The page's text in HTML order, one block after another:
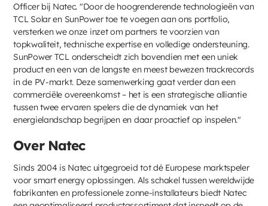
Officer bij Natec. "Door de hoogrenderende technologieën van
TCL Solar en SunPower toe te voegen aan ons portfolio,
versterken we onze inzet om partners te voorzien van
topkwaliteit, technische expertise en volledige ondersteuning.
SunPower TCL onderscheidt zich bovendien met een uniek
product en een van de langste en meest bewezen trackrecords
in de PV-markt. Deze samenwerking gaat verder dan een
commerciële overeenkomst – het is een strategische alliantie
tussen twee ervaren spelers die de dynamiek van het
energielandschap begrijpen en daar proactief op inspelen."
Over Natec
Sinds 2004 is Natec uitgegroeid tot dé Europese marktspeler
voor smart energy oplossingen. Als schakel tussen wereldwijde
fabrikanten en professionele zonne-installateurs biedt Natec